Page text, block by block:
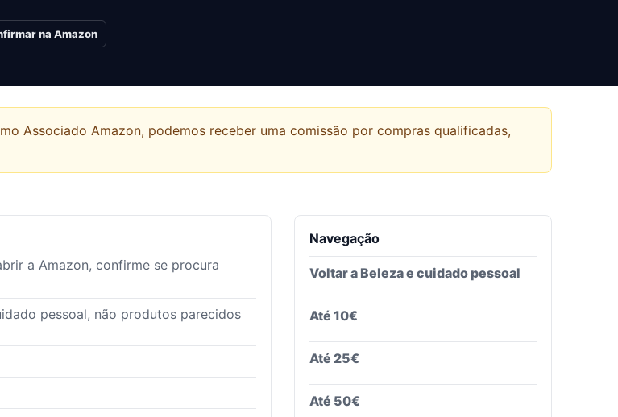
na Amazon
Associado Amazon, podemos receber uma comissão por compras qualificadas,
a Amazon, confirme se procura
pessoal, não produtos parecidos
Navegação
Voltar a Beleza e cuidado pessoal
Até 10€
Até 25€
Até 50€